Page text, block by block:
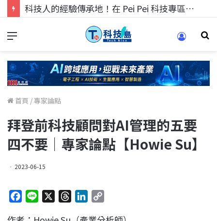
科技人的經驗傳承地！在 Pei Pei 科技專區，與學弟妹交流最硬核的技術
首頁 /專家論點
拜登前科技顧問對AI管理的五要
四不要｜專家論點【Howie Su】
2023-06-15